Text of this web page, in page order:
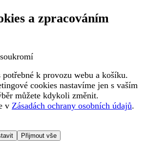
a zpracováním
potřebné k provozu webu a košíku.
cookies nastavíme jen s vaším
můžete kdykoli změnit.
v Zásadách ochrany osobních údajů.
Přijmout vše